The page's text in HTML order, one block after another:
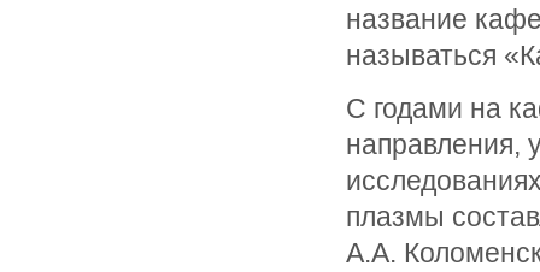
название
называться
С годами на
направления,
плазмы
А.А.